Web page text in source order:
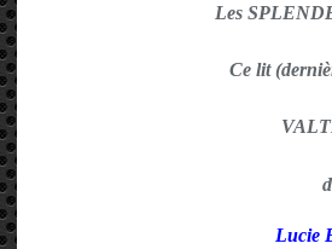
Les
Ce lit
Lucie